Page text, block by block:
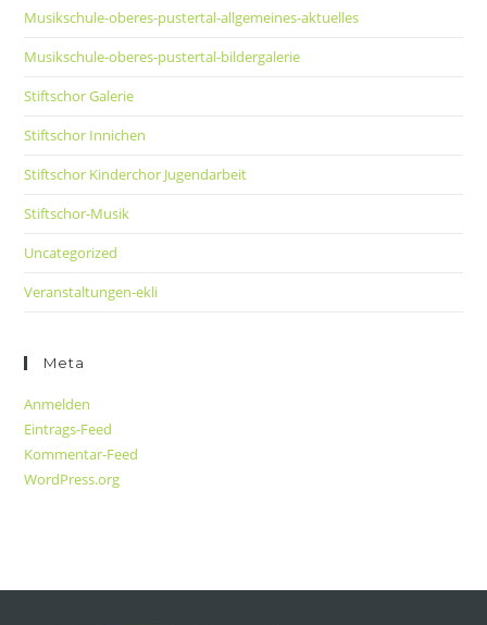
Musikschule-oberes-pustertal-allgemeines-aktuelles
Musikschule-oberes-pustertal-bildergalerie
Stiftschor Galerie
Stiftschor Innichen
Stiftschor Kinderchor Jugendarbeit
Stiftschor-Musik
Uncategorized
Veranstaltungen-ekli
Meta
Anmelden
Eintrags-Feed
Kommentar-Feed
WordPress.org